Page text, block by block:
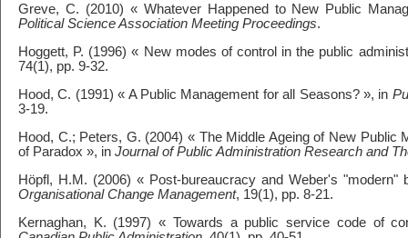
Greve, C. (2010) « Whatever Happened to New Public
Political Science Association Meeting Proceedings.
Hoggett, P. (1996) « New modes of control in the public
74(1), pp. 9-32.
Hood, C. (1991) « A Public Management for all Seasons? », in
3-19.
Hood, C.; Peters, G. (2004) « The Middle Ageing of New Public
of Paradox », in Journal of Public Administration Research and
Höpfl, H.M. (2006) « Post-bureaucracy and Weber's "modern"
Organisational Change Management, 19(1), pp. 8-21.
Kernaghan, K. (1997) « Towards a public service code of